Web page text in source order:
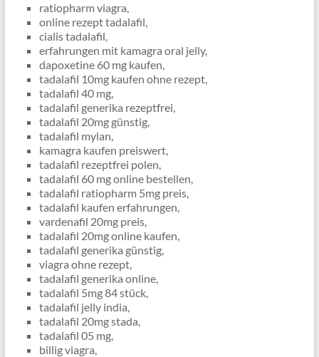
ratiopharm viagra,
online rezept tadalafil,
cialis tadalafil,
erfahrungen mit kamagra oral jelly,
dapoxetine 60 mg kaufen,
tadalafil 10mg kaufen ohne rezept,
tadalafil 40 mg,
tadalafil generika rezeptfrei,
tadalafil 20mg günstig,
tadalafil mylan,
kamagra kaufen preiswert,
tadalafil rezeptfrei polen,
tadalafil 60 mg online bestellen,
tadalafil ratiopharm 5mg preis,
tadalafil kaufen erfahrungen,
vardenafil 20mg preis,
tadalafil 20mg online kaufen,
tadalafil generika günstig,
viagra ohne rezept,
tadalafil generika online,
tadalafil 5mg 84 stück,
tadalafil jelly india,
tadalafil 20mg stada,
tadalafil 05 mg,
billig viagra,